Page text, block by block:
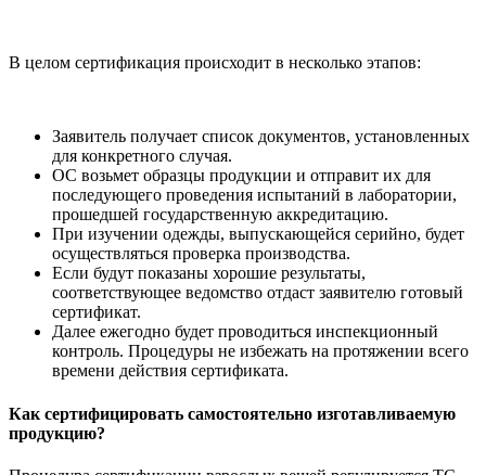
В целом сертификация происходит в несколько этапов:
Заявитель получает список документов, установленных
для конкретного случая.
ОС возьмет образцы продукции и отправит их для
последующего проведения испытаний в лаборатории,
прошедшей государственную аккредитацию.
При изучении одежды, выпускающейся серийно, будет
осуществляться проверка производства.
Если будут показаны хорошие результаты,
соответствующее ведомство отдаст заявителю готовый
сертификат.
Далее ежегодно будет проводиться инспекционный
контроль. Процедуры не избежать на протяжении всего
времени действия сертификата.
Как сертифицировать самостоятельно изготавливаемую
продукцию?